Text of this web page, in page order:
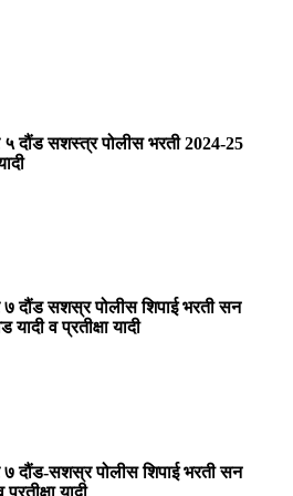
दौंड सशस्त्र पोलीस भरती 2024-25
दौंड सशस्र पोलीस शिपाई भरती सन
व प्रतीक्षा यादी
दौंड-सशस्र पोलीस शिपाई भरती सन
यादी